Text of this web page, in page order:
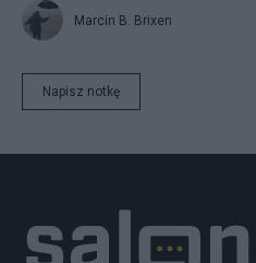
Marcin B. Brixen
Napisz notkę